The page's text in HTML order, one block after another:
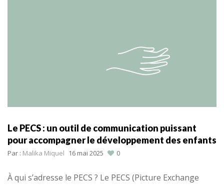
Le PECS : un outil de communication puissant
pour accompagner le développement des enfants
Par : Malika Miquel 16 mai 2025 0
À qui s’adresse le PECS ? Le PECS (Picture Exchange